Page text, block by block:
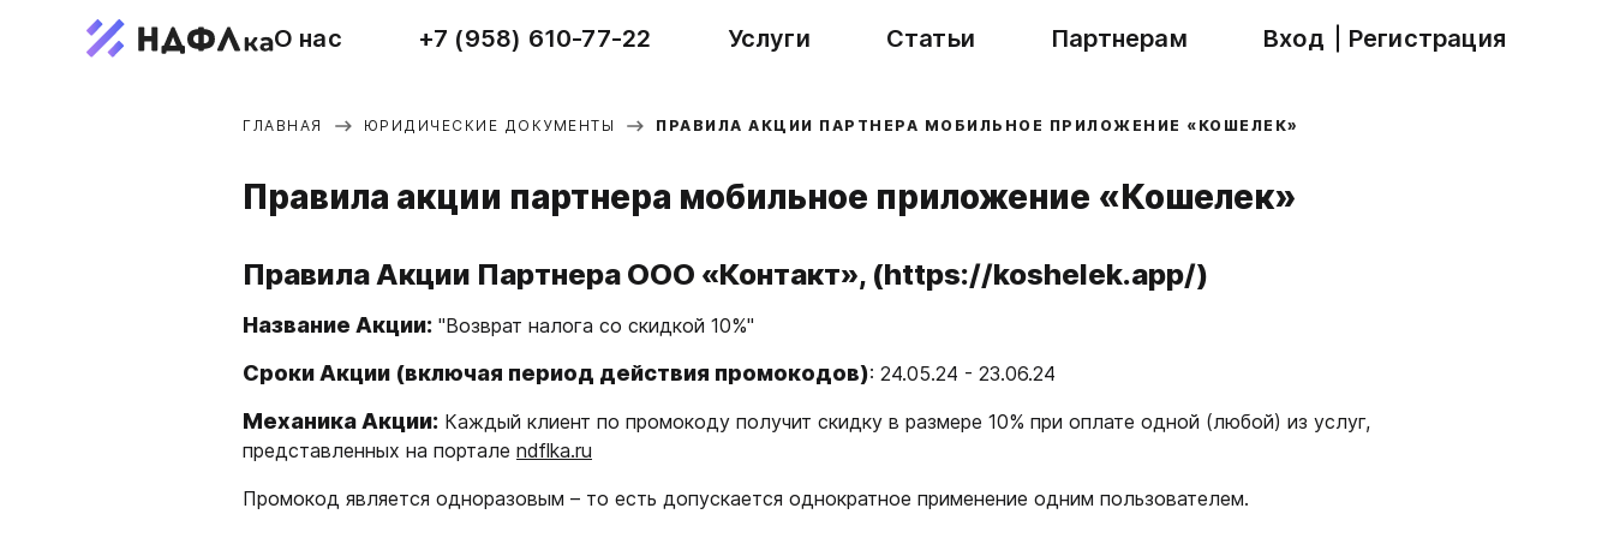
О нас +7 (958) 610-77-22 Услуги Статьи Партнерам Вход Регистрация
ГЛАВНАЯ ЮРИДИЧЕСКИЕ ДОКУМЕНТЫ ПРАВИЛА АКЦИИ ПАРТНЕРА МОБИЛЬНОЕ ПРИЛОЖЕНИЕ «КОШЕЛЕК»
Правила акции партнера мобильное приложение «Кошелек»
Правила Акции Партнера ООО «Контакт», (https://koshelek.app/)
Название Акции: "Возврат налога со скидкой 10%"
Сроки Акции (включая период действия промокодов): 24.05.24 - 23.06.24
Механика Акции: Каждый клиент по промокоду получит скидку в размере 10% при оплате одной (любой) из услуг,
представленных на портале ndflka.ru
Промокод является одноразовым – то есть допускается однократное применение одним пользователем.